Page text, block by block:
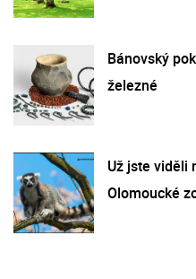
Bánovský
železné
Už jste viděli
Olomoucké